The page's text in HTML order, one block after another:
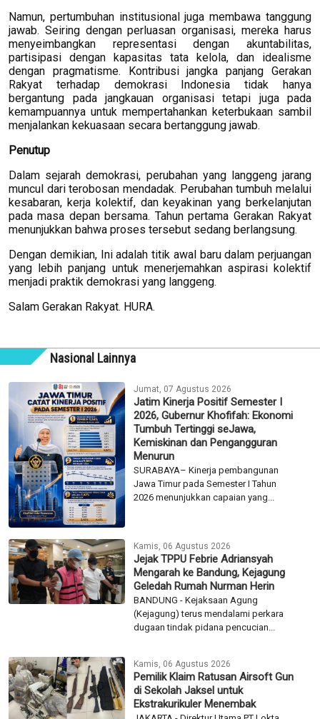
Namun, pertumbuhan institusional juga membawa tanggung
jawab. Seiring dengan perluasan organisasi, mereka harus
menyeimbangkan representasi dengan akuntabilitas,
partisipasi dengan kapasitas tata kelola, dan idealisme
dengan pragmatisme. Kontribusi jangka panjang Gerakan
Rakyat terhadap demokrasi Indonesia tidak hanya
bergantung pada jangkauan organisasi tetapi juga pada
kemampuannya untuk mempertahankan keterbukaan sambil
menjalankan kekuasaan secara bertanggung jawab.
Penutup
Dalam sejarah demokrasi, perubahan yang langgeng jarang
muncul dari terobosan mendadak. Perubahan tumbuh melalui
kesabaran, kerja kolektif, dan keyakinan yang berkelanjutan
pada masa depan bersama. Tahun pertama Gerakan Rakyat
menunjukkan bahwa proses tersebut sedang berlangsung.
Dengan demikian, Ini adalah titik awal baru dalam perjuangan
yang lebih panjang untuk menerjemahkan aspirasi kolektif
menjadi praktik demokrasi yang langgeng.
Salam Gerakan Rakyat. HURA.
Nasional Lainnya
Jumat, 07 Agustus 2026
Jatim Kinerja Positif Semester I
2026, Gubernur Khofifah: Ekonomi
Tumbuh Tertinggi seJawa,
Kemiskinan dan Pengangguran
Menurun
SURABAYA– Kinerja pembangunan
Jawa Timur pada Semester I Tahun
2026 menunjukkan capaian yang...
Kamis, 06 Agustus 2026
Jejak TPPU Febrie Adriansyah
Mengarah ke Bandung, Kejagung
Geledah Rumah Nurman Herin
BANDUNG - Kejaksaan Agung
(Kejagung) terus mendalami perkara
dugaan tindak pidana pencucian...
Kamis, 06 Agustus 2026
Pemilik Klaim Ratusan Airsoft Gun
di Sekolah Jaksel untuk
Ekstrakurikuler Menembak